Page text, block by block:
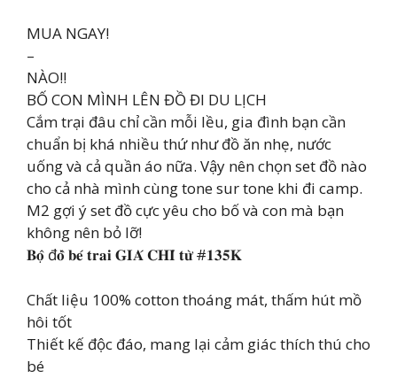
MUA NGAY!
–
NÀO!!
BỐ CON MÌNH LÊN ĐỒ ĐI DU LỊCH
Cắm trại đâu chỉ cần mỗi lều, gia đình bạn cần
chuẩn bị khá nhiều thứ như đồ ăn nhẹ, nước
uống và cả quần áo nữa. Vậy nên chọn set đồ nào
cho cả nhà mình cùng tone sur tone khi đi camp.
M2 gợi ý set đồ cực yêu cho bố và con mà bạn
không nên bỏ lỡ!
𝐁𝐨̣̂ đ𝐨̂̀ 𝐛𝐞́ 𝐭𝐫𝐚𝐢 𝐆𝐈𝐀́ 𝐂𝐇𝐈̉ 𝐭𝐮̛̀ #𝟏𝟑𝟓𝐊
Chất liệu 100% cotton thoáng mát, thấm hút mồ
hôi tốt
Thiết kế độc đáo, mang lại cảm giác thích thú cho
bé